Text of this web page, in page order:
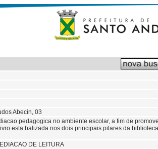
Abecin, 03
pedagogica no ambiente escolar, a fim de
esta balizada nos dois principais pilares da biblioteca
DE LEITURA